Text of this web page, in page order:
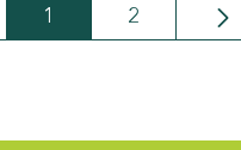
Seite
1 Seite
2